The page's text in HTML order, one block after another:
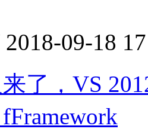
2018-09-18
了，VS